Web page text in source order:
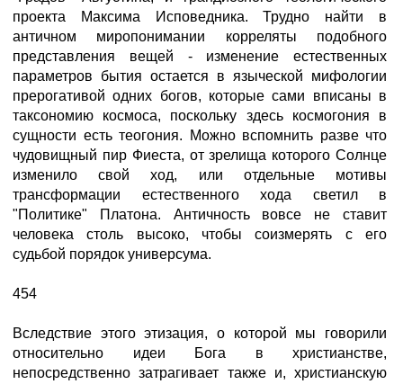
проекта Максима Исповедника. Трудно найти в
античном миропонимании корреляты подобного
представления вещей - изменение естественных
параметров бытия остается в языческой мифологии
прерогативой одних богов, которые сами вписаны в
таксономию космоса, поскольку здесь космогония в
сущности есть теогония. Можно вспомнить разве что
чудовищный пир Фиеста, от зрелища которого Солнце
изменило свой ход, или отдельные мотивы
трансформации естественного хода светил в
"Политике" Платона. Античность вовсе не ставит
человека столь высоко, чтобы соизмерять с его
судьбой порядок универсума.
454
Вследствие этого этизация, о которой мы говорили
относительно идеи Бога в христианстве,
непосредственно затрагивает также и, христианскую